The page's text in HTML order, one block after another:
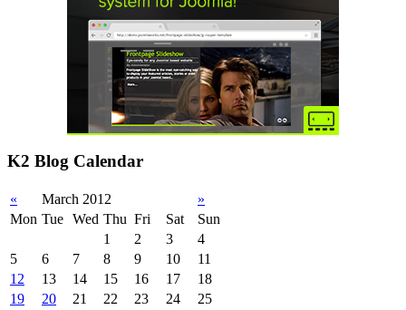
K2 Blog Calendar
« March 2012
»
Mon Tue Wed Thu Fri Sat
Sun
1
2 3
4
5
6 7 8 9 10
11
12
13 14 15 16 17
18
19
20 21 22 23 24
25